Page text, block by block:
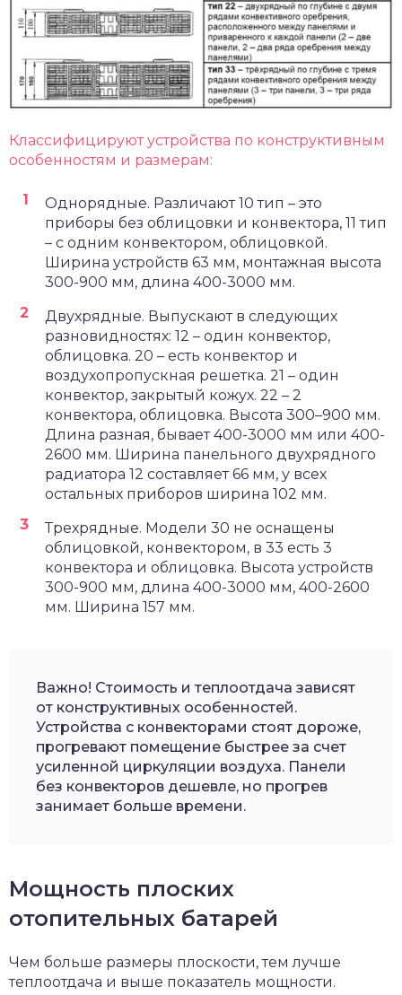
Классифицируют устройства по конструктивным
особенностям и размерам:
Однорядные. Различают 10 тип – это
приборы без облицовки и конвектора, 11 тип
– с одним конвектором, облицовкой.
Ширина устройств 63 мм, монтажная высота
300-900 мм, длина 400-3000 мм.
Двухрядные. Выпускают в следующих
разновидностях: 12 – один конвектор,
облицовка. 20 – есть конвектор и
воздухопропускная решетка. 21 – один
конвектор, закрытый кожух. 22 – 2
конвектора, облицовка. Высота 300–900 мм.
Длина разная, бывает 400-3000 мм или 400-
2600 мм. Ширина панельного двухрядного
радиатора 12 составляет 66 мм, у всех
остальных приборов ширина 102 мм.
Трехрядные. Модели 30 не оснащены
облицовкой, конвектором, в 33 есть 3
конвектора и облицовка. Высота устройств
300-900 мм, длина 400-3000 мм, 400-2600
мм. Ширина 157 мм.
Важно! Стоимость и теплоотдача зависят
от конструктивных особенностей.
Устройства с конвекторами стоят дороже,
прогревают помещение быстрее за счет
усиленной циркуляции воздуха. Панели
без конвекторов дешевле, но прогрев
занимает больше времени.
Мощность плоских
отопительных батарей
Чем больше размеры плоскости, тем лучше
теплоотдача и выше показатель мощности.